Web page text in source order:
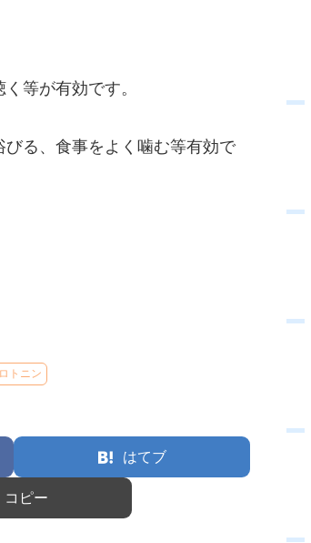
等が有効です。
る、食事をよく噛む等有効で
トニン
はてブ
コピー